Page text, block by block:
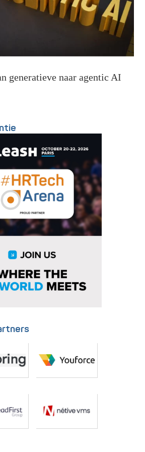
generatieve naar agentic AI